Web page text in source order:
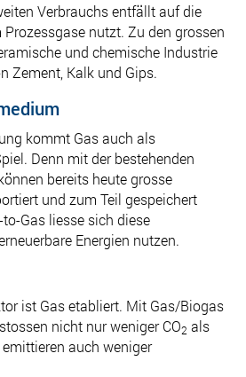
Verbrauchs entfällt auf die
nutzt. Zu den grossen
und chemische Industrie
Zement, Kalk und Gips.
kommt Gas auch als
Denn mit der bestehenden
bereits heute grosse
und zum Teil gespeichert
Gas liesse sich diese
Energien nutzen.
ist Gas etabliert. Mit Gas/Biogas
nicht nur weniger CO2 als
auch weniger